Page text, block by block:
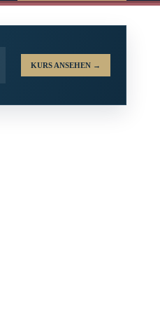
KURS ANSEHEN →